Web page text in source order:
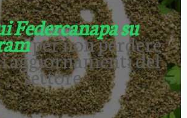
Federcanapa su
per non perdere
del
settore